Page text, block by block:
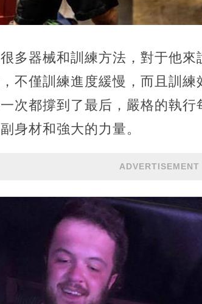
多器械和訓練方法，對于他來
不僅訓練進度緩慢，而且訓
次都撐到了最后，嚴格的執行
身材和強大的力量。
ADVERTISEMENT